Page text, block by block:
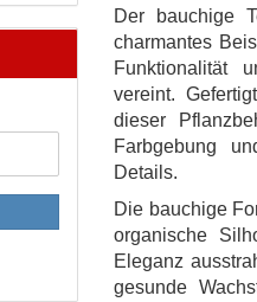
Der bauchige
charmantes
Funktionalität
vereint.
dieser
Farbgebung
Details.
Die bauchige
organische
Eleganz
gesunde